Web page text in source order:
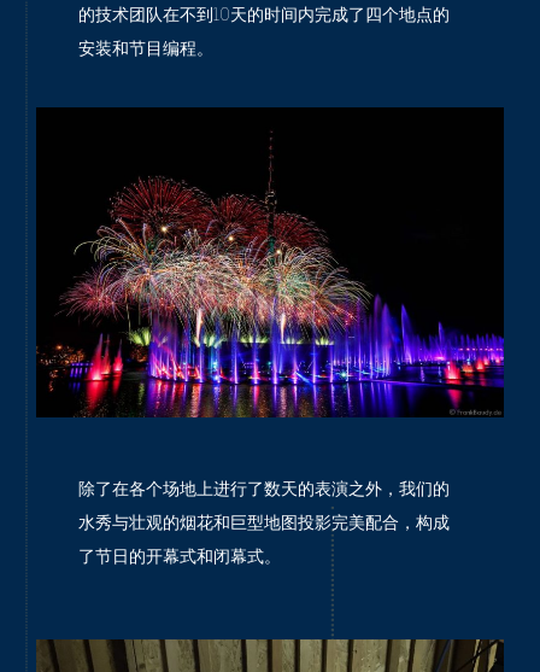
的技术团队在不到10天的时间内完成了四个地点的
安装和节目编程。
除了在各个场地上进行了数天的表演之外，我们的
水秀与壮观的烟花和巨型地图投影完美配合，构成
了节日的开幕式和闭幕式。